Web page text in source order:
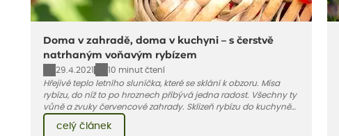
Doma v zahradě, doma v kuchyni – s čerstvě
natrhaným voňavým rybízem
29.4.2021
10 minut čtení
Hřejivé teplo letního sluníčka, které se sklání k obzoru. Mísa
rybízu, do níž to po hroznech přibývá jedna radost. Všechny ty
vůně a zvuky červencové zahrady. Sklizeň rybízu do kuchyně
dětství při mlsání babiččina drobenkového koláče s rybízem.
celý článek